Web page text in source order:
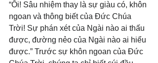
“Ôi! Sâu nhiệm thay là sự giàu có, khôn
ngoan và thông biết của Đức Chúa
Trời! Sự phán xét của Ngài nào ai thấu
được, đường nẻo của Ngài nào ai hiểu
được.” Trước sự khôn ngoan của Đức